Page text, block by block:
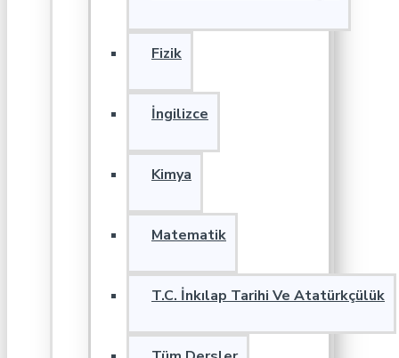
Fizik
İngilizce
Kimya
Matematik
T.C. İnkılap Tarihi Ve Atatürkçülük